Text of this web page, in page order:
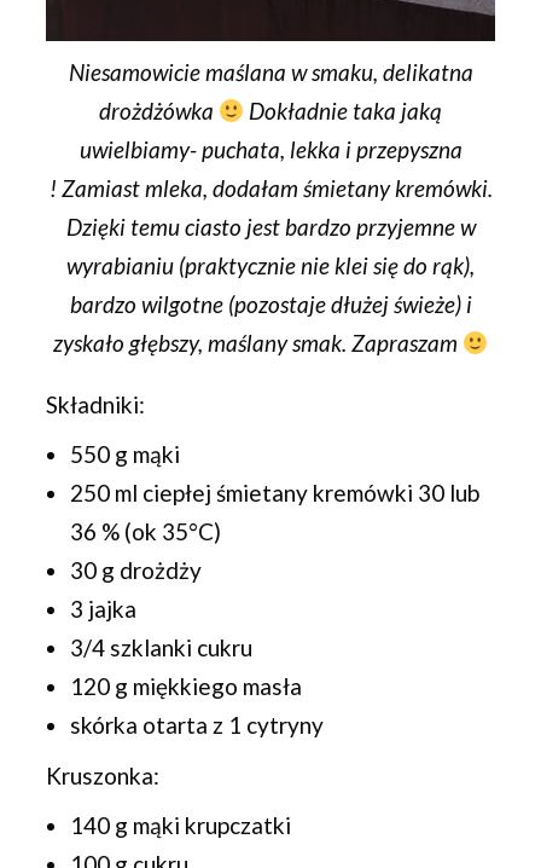
Niesamowicie maślana w smaku, delikatna
drożdżówka
Dokładnie taka jaką
uwielbiamy- puchata, lekka i przepyszna
! Zamiast mleka, dodałam śmietany kremówki.
Dzięki temu ciasto jest bardzo przyjemne w
wyrabianiu (praktycznie nie klei się do rąk),
bardzo wilgotne (pozostaje dłużej świeże) i
zyskało głębszy, maślany smak. Zapraszam
Składniki:
550 g mąki
250 ml ciepłej śmietany kremówki 30 lub
36 % (ok 35°C)
30 g drożdży
3 jajka
3/4 szklanki cukru
120 g miękkiego masła
skórka otarta z 1 cytryny
Kruszonka:
140 g mąki krupczatki